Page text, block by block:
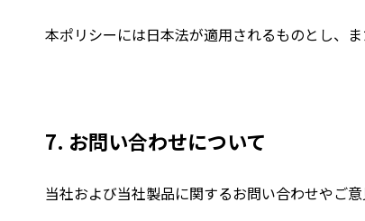
本ポリシーには日本法が適用されるものとし、
7. お問い合わせについて
当社および当社製品に関するお問い合わせやご